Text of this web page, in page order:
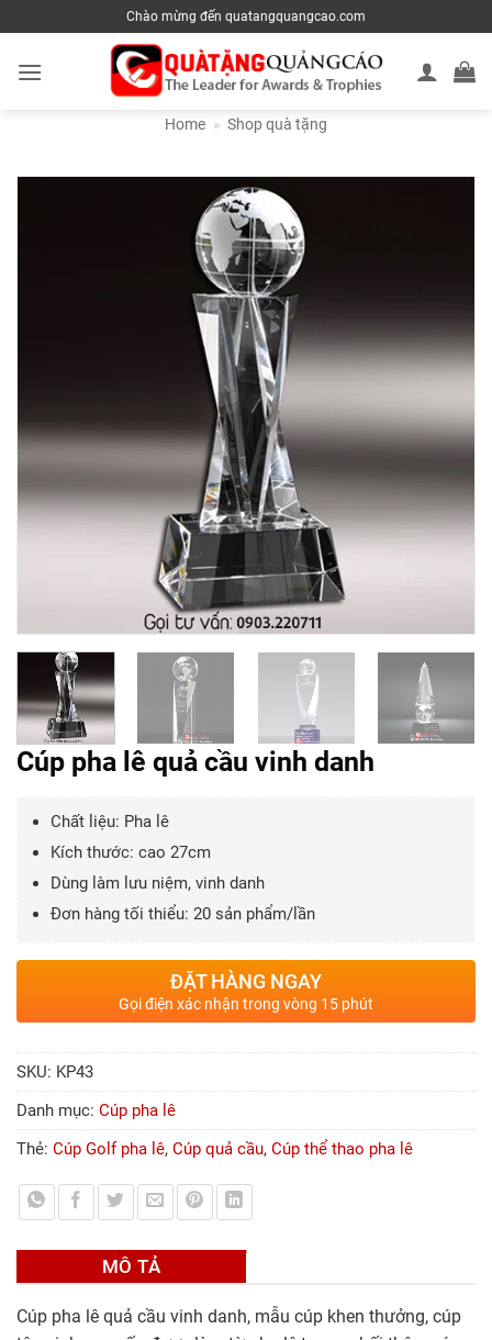
to
content
Chào mừng đến quatangquangcao.com
Home » Shop quà tặng
Cúp pha lê quả cầu vinh danh
Chất liệu: Pha lê
Kích thước: cao 27cm
Dùng làm lưu niệm, vinh danh
Đơn hàng tối thiểu: 20 sản phẩm/lần
ĐẶT HÀNG NGAY
Gọi điện xác nhận trong vòng 15 phút
SKU: KP43
Danh mục: Cúp pha lê
Thẻ: Cúp Golf pha lê, Cúp quả cầu, Cúp thể thao pha lê
MÔ TẢ
Cúp pha lê quả cầu vinh danh, mẫu cúp khen thưởng, cúp